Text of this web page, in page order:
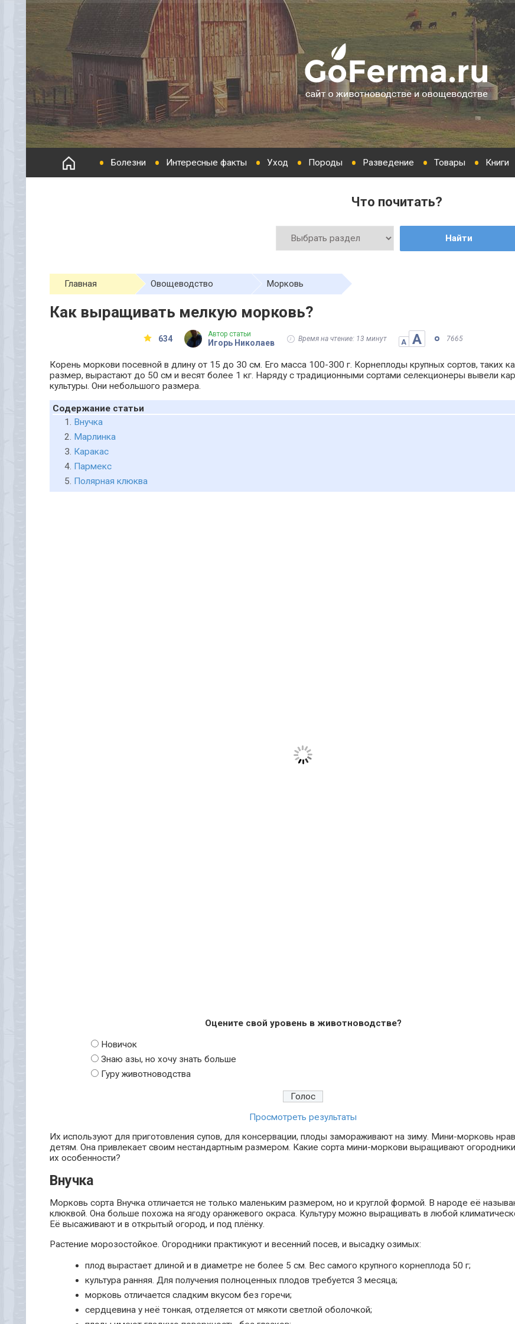
Болезни Интересные факты Уход Породы Разведение Товары Книги
Что почитать?
Найти
Главная Овощеводство Морковь
Как выращивать мелкую морковь?
634 Автор статьи
Игорь Николаев Время на чтение: 13 минут А А 7665
Корень моркови посевной в длину от 15 до 30 см. Его масса 100-300 г. Корнеплоды крупных сортов, таких
размер, вырастают до 50 см и весят более 1 кг. Наряду с традиционными сортами селекционеры вывели
культуры. Они небольшого размера.
Содержание статьи
Внучка
Марлинка
Каракас
Пармекс
Полярная клюква
Оцените свой уровень в животноводстве?
Новичок
Знаю азы, но хочу знать больше
Гуру животноводства
Просмотреть результаты
Их используют для приготовления супов, для консервации, плоды замораживают на зиму. Мини-морковь
детям. Она привлекает своим нестандартным размером. Какие сорта мини-моркови выращивают
их особенности?
Внучка
Морковь сорта Внучка отличается не только маленьким размером, но и круглой формой. В народе её
клюквой. Она больше похожа на ягоду оранжевого окраса. Культуру можно выращивать в любой
Её высаживают и в открытый огород, и под плёнку.
Растение морозостойкое. Огородники практикуют и весенний посев, и высадку озимых:
плод вырастает длиной и в диаметре не более 5 см. Вес самого крупного корнеплода 50 г;
культура ранняя. Для получения полноценных плодов требуется 3 месяца;
морковь отличается сладким вкусом без горечи;
сердцевина у неё тонкая, отделяется от мякоти светлой оболочкой;